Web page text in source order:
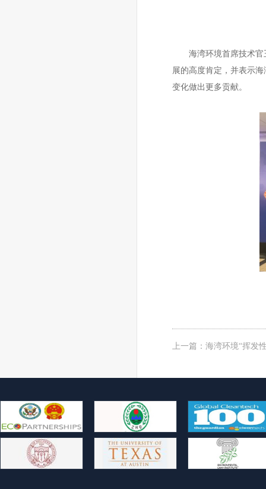
海湾环境首席技术
展的高度肯定，并表示
变化做出更多贡献。
上一篇： 海湾环境“挥发